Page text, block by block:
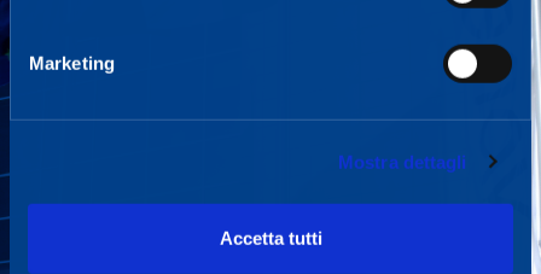
Marketing
Mostra dettagli
Accetta tutti